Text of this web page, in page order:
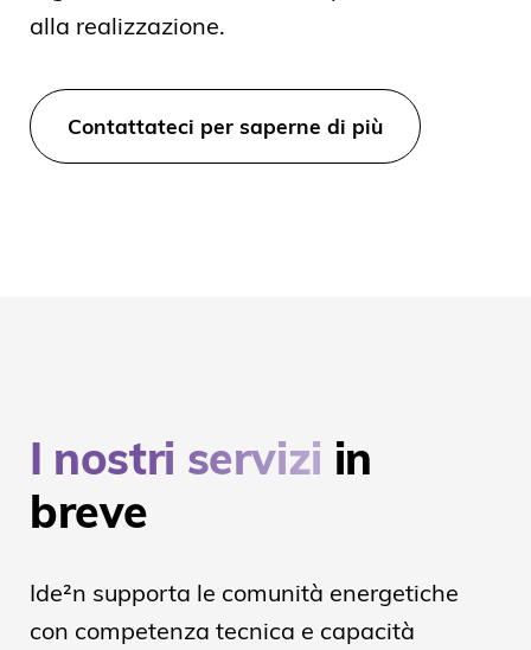
alla realizzazione.
Contattateci per saperne di più
I nostri servizi in
breve
Ide²n supporta le comunità energetiche
con competenza tecnica e capacità